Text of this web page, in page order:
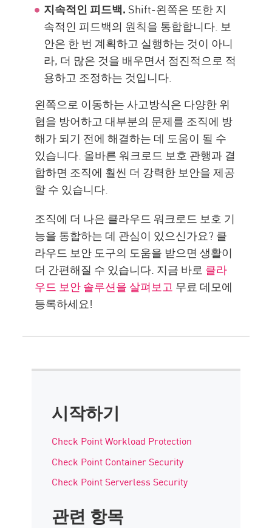
지속적인 피드백. Shift-왼쪽은 또한 지
속적인 피드백의 원칙을 통합합니다. 보
안은 한 번 계획하고 실행하는 것이 아니
라, 더 많은 것을 배우면서 점진적으로 적
용하고 조정하는 것입니다.
왼쪽으로 이동하는 사고방식은 다양한 위
협을 방어하고 대부분의 문제를 조직에 방
해가 되기 전에 해결하는 데 도움이 될 수
있습니다. 올바른 워크로드 보호 관행과 결
합하면 조직에 훨씬 더 강력한 보안을 제공
할 수 있습니다.
조직에 더 나은 클라우드 워크로드 보호 기
능을 통합하는 데 관심이 있으신가요? 클
라우드 보안 도구의 도움을 받으면 생활이
더 간편해질 수 있습니다. 지금 바로 클라
우드 보안 솔루션을 살펴보고 무료 데모에
등록하세요!
시작하기
Check Point Workload Protection
Check Point Container Security
Check Point Serverless Security
관련 항목